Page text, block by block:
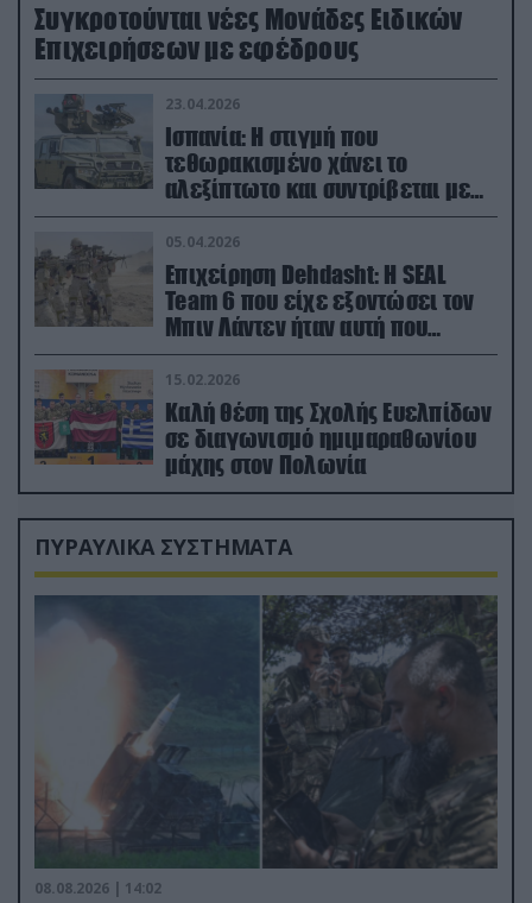
Συγκροτούνται νέες Μονάδες Ειδικών
Επιχειρήσεων με εφέδρους
23.04.2026
Ισπανία: Η στιγμή που
τεθωρακισμένο χάνει το
αλεξίπτωτο και συντρίβεται με
ορμή στο έδαφος (βίντεο)
05.04.2026
Επιχείρηση Dehdasht: Η SEAL
Team 6 που είχε εξοντώσει τον
Μπιν Λάντεν ήταν αυτή που
διέσωσε τον πιλότο του F-15
15.02.2026
Καλή θέση της Σχολής Ευελπίδων
σε διαγωνισμό ημιμαραθωνίου
μάχης στον Πολωνία
ΠΥΡΑΥΛΙΚΑ ΣΥΣΤΗΜΑΤΑ
08.08.2026 | 14:02